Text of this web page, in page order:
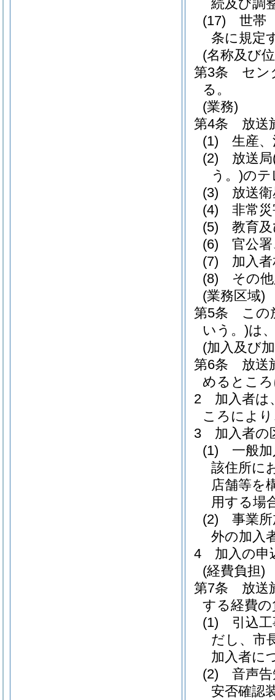
続及び調
(17)
世帯
条に規定
(名称及び
第3条
セン
る。
(業務)
第4条
放送
(1)
生産
(2)
放送局
う。)のテ
(3)
放送
(4)
非常
(5)
教育
(6)
官公
(7)
加入
(8)
その
(業務区域)
第5条
この
いう。)は
(加入及び
第6条
放送
めるとこ
2
加入者は
ころによ
3
加入者の
(1)
一般
該住所に
店舗等を
用する場
(2)
事業
外の加入
4
加入の申
(経費負担)
第7条
放送
する経費
(1)
引込
だし、市
加入者に
(2)
音声
安否確認